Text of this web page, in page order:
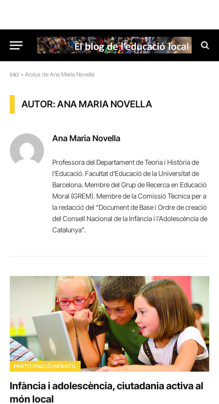
Inici » Arxius de Ana Maria Novella
AUTOR: ANA MARIA NOVELLA
Ana Maria Novella
Professora del Departament de Teoria i Història de
l'Educació. Facultat d'Educació de la Universitat de
Barcelona. Membre del Grup de Recerca en Educació
Moral (GREM). Membre de la Comissió Tècnica per a
la redacció del “Document de Base i Ordre de creació
del Consell Nacional de la Infància i l'Adolescència de
Catalunya”.
PARTICIPACIÓ INFANTIL
Infància i adolescència, ciutadania activa al
món local